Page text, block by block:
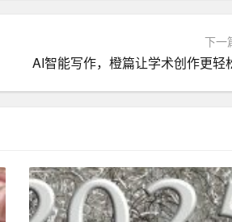
四季如春；音响则让音乐无处不在；
无限乐趣。
下一
AI智能写作，橙篇让学术创作更轻